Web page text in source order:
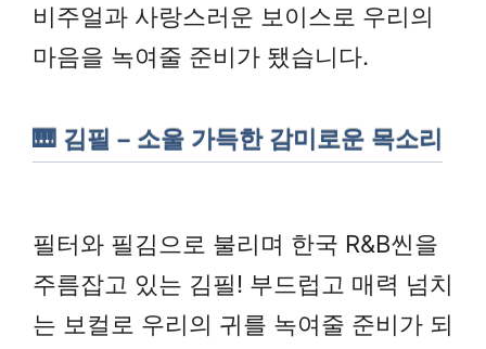
비주얼과 사랑스러운 보이스로 우리의
마음을 녹여줄 준비가 됐습니다.
🎹 김필 – 소울 가득한 감미로운 목소리
필터와 필김으로 불리며 한국 R&B씬을
주름잡고 있는 김필! 부드럽고 매력 넘치
는 보컬로 우리의 귀를 녹여줄 준비가 되